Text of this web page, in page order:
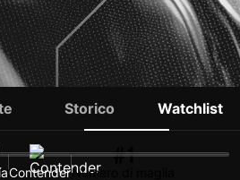
FDEZ
Contender
#1
Numero di maglia
Storico Watchlist